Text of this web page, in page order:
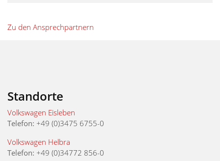
Zu den Ansprechpartnern
Standorte
Volkswagen Eisleben
Telefon: +49 (0)3475 6755-0
Volkswagen Helbra
Telefon: +49 (0)34772 856-0